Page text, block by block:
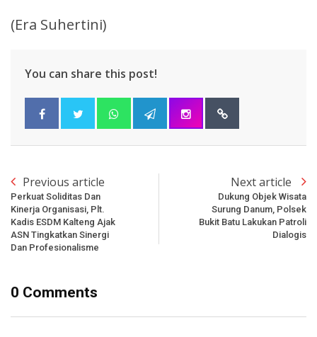
(Era Suhertini)
You can share this post!
Previous article
Perkuat Soliditas Dan
Kinerja Organisasi, Plt.
Kadis ESDM Kalteng Ajak
ASN Tingkatkan Sinergi
Dan Profesionalisme
Next article
Dukung Objek Wisata
Surung Danum, Polsek
Bukit Batu Lakukan Patroli
Dialogis
0 Comments